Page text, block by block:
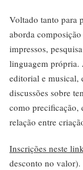
Voltado tanto para
aborda
impressos,
linguagem própria.
editorial e musical,
discussões sobre
como precificação,
relação entre
Inscrições neste
desconto no valor).